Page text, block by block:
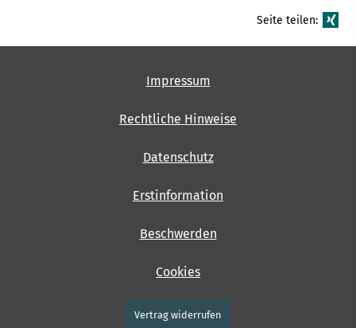
Seite teilen:
Impressum
Rechtliche Hinweise
Datenschutz
Erstinformation
Beschwerden
Cookies
Vertrag widerrufen